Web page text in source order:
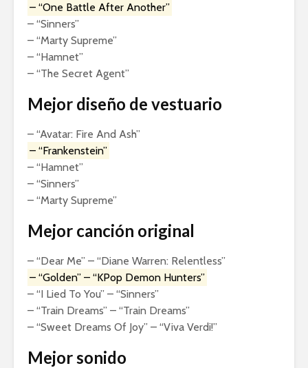
– “One Battle After Another”
– “Sinners”
– “Marty Supreme”
– “Hamnet”
– “The Secret Agent”
Mejor diseño de vestuario
– “Avatar: Fire And Ash”
– “Frankenstein”
– “Hamnet”
– “Sinners”
– “Marty Supreme”
Mejor canción original
– “Dear Me” – “Diane Warren: Relentless”
– “Golden” – “KPop Demon Hunters”
– “I Lied To You” – “Sinners”
– “Train Dreams” – “Train Dreams”
– “Sweet Dreams Of Joy” – “Viva Verdi!”
Mejor sonido